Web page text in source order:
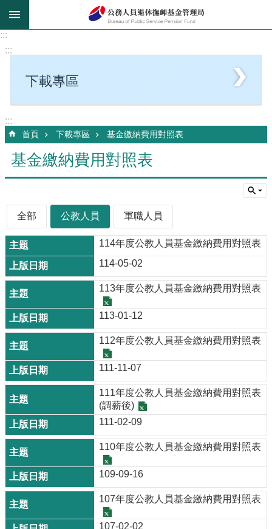
跳到主要內容區塊
:::
:::
下載專區
:::
首頁 下載專區 基金繳納費用對照表
基金繳納費用對照表
全部 公教人員 軍職人員
114年度公教人員基金繳納費用對照表
114-05-02
113年度公教人員基金繳納費用對照表
113-01-12
112年度公教人員基金繳納費用對照表
111-11-07
111年度公教人員基金繳納費用對照表
(調薪後)
111-02-09
110年度公教人員基金繳納費用對照表
109-09-16
107年度公教人員基金繳納費用對照表
107-02-02